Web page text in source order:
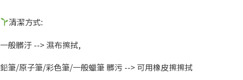
清潔方式:
一般髒汙 --> 濕布擦拭,
鉛筆/原子筆/彩色筆/一般蠟筆 髒污 --> 可用橡皮擦擦拭